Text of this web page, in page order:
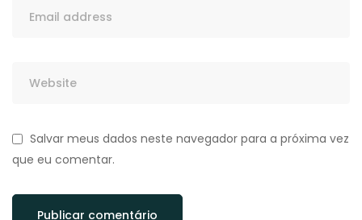
Salvar meus dados neste navegador para a próxima vez
que eu comentar.